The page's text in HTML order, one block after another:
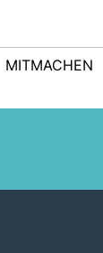
MITMACHEN